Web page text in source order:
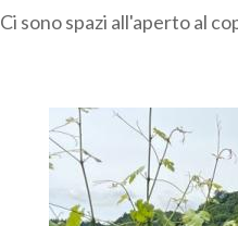
Ci sono spazi all'aperto al